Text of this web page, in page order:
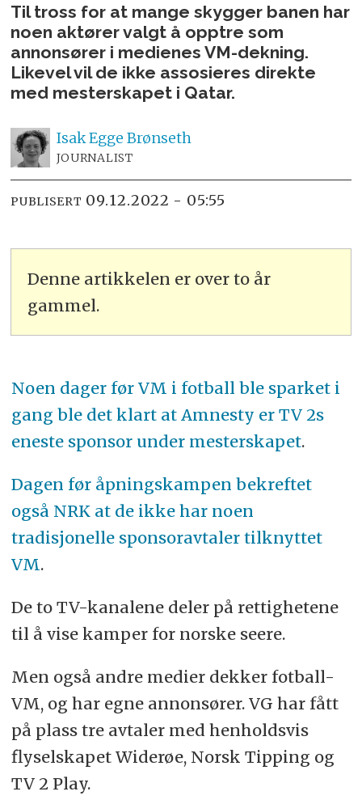
Til tross for at mange skygger banen har
noen aktører valgt å opptre som
annonsører i medienes VM-dekning.
Likevel vil de ikke assosieres direkte
med mesterskapet i Qatar.
IsakEgge Brønseth
JOURNALIST
PUBLISERT 09.12.2022 - 05:55
Denne artikkelen er over to år
gammel.
Noen dager før VM i fotball ble sparket i
gang ble det klart at Amnesty er TV 2s
eneste sponsor under mesterskapet.
Dagen før åpningskampen bekreftet
også NRK at de ikke har noen
tradisjonelle sponsoravtaler tilknyttet
VM.
De to TV-kanalene deler på rettighetene
til å vise kamper for norske seere.
Men også andre medier dekker fotball-
VM, og har egne annonsører. VG har fått
på plass tre avtaler med henholdsvis
flyselskapet Widerøe, Norsk Tipping og
TV 2 Play.